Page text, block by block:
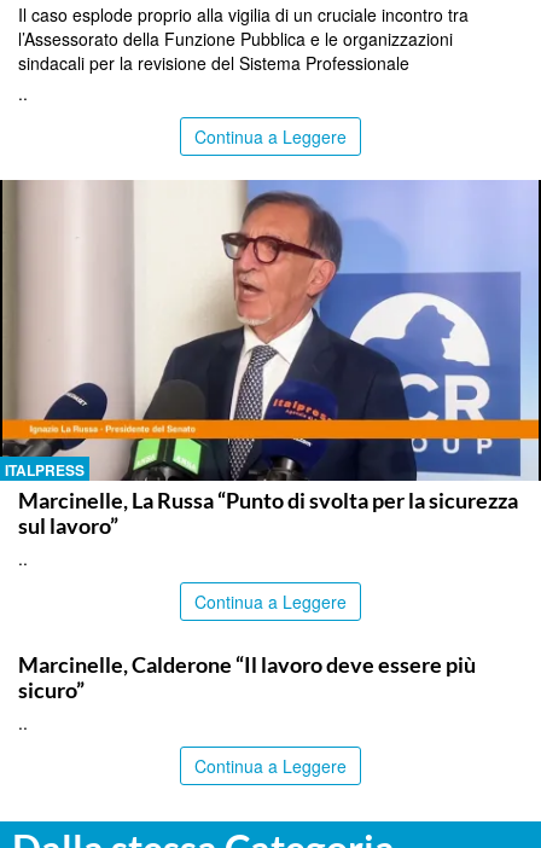
Il caso esplode proprio alla vigilia di un cruciale incontro tra
l’Assessorato della Funzione Pubblica e le organizzazioni
sindacali per la revisione del Sistema Professionale
..
Continua a Leggere
ITALPRESS
Marcinelle, La Russa “Punto di svolta per la sicurezza
sul lavoro”
..
Continua a Leggere
Marcinelle, Calderone “Il lavoro deve essere più
sicuro”
..
Continua a Leggere